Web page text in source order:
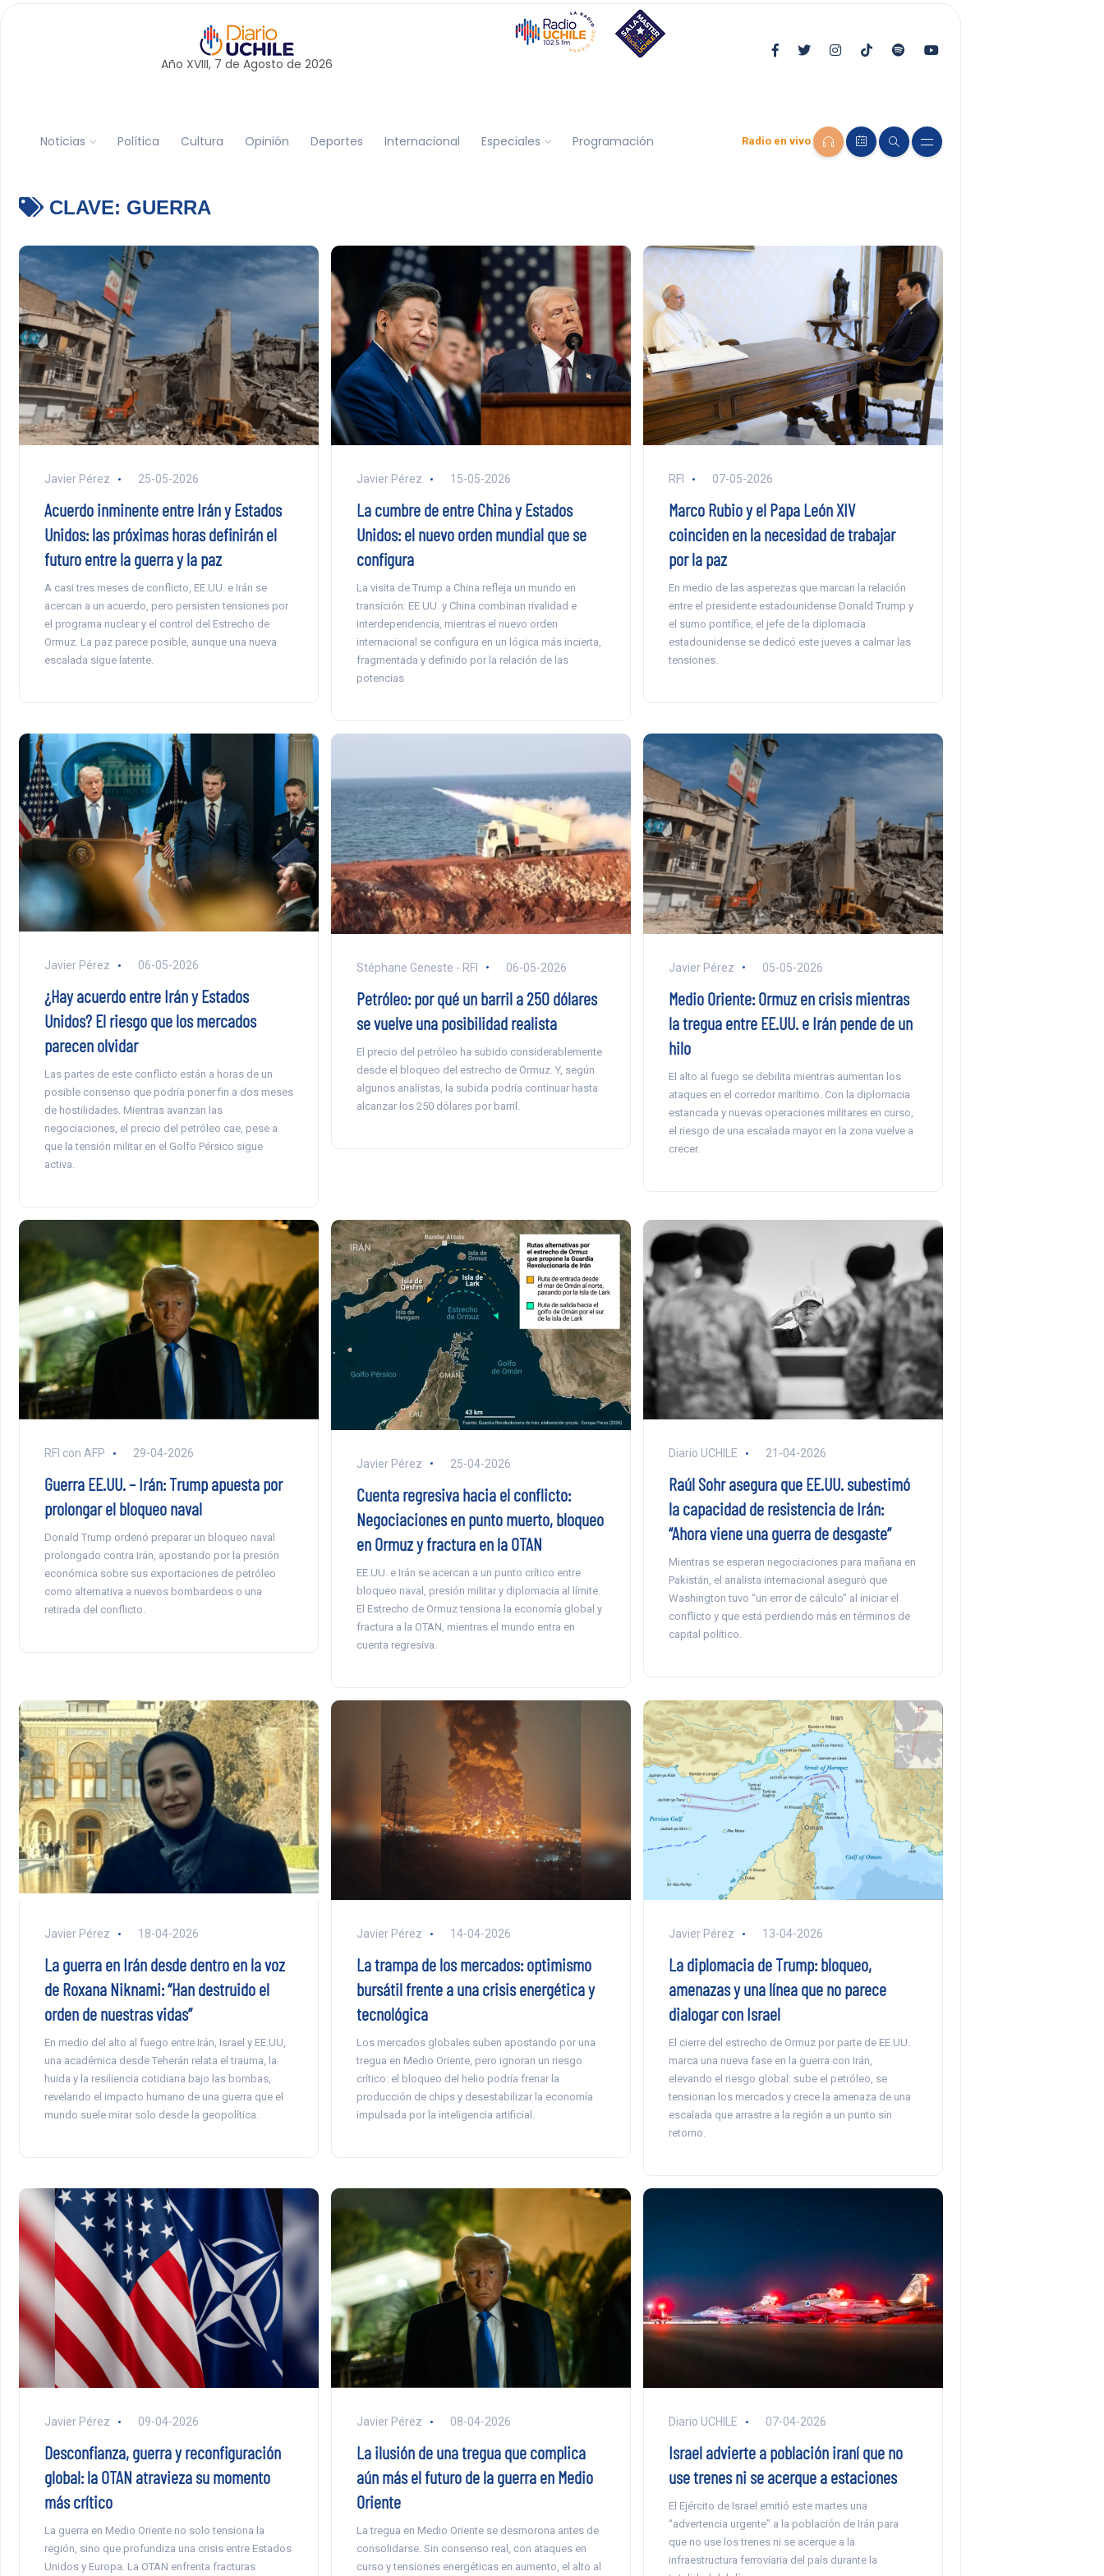
Año XVIII, 7 de Agosto de 2026
Noticias Política Cultura Opinión Deportes Internacional Especiales Programación Radio en vivo
CLAVE: GUERRA
Javier Pérez 25-05-2026
Acuerdo inminente entre Irán y Estados
Unidos: las próximas horas definirán el
futuro entre la guerra y la paz
A casi tres meses de conflicto, EE.UU. e Irán se
acercan a un acuerdo, pero persisten tensiones por
el programa nuclear y el control del Estrecho de
Ormuz. La paz parece posible, aunque una nueva
escalada sigue latente.
Javier Pérez 15-05-2026
La cumbre de entre China y Estados
Unidos: el nuevo orden mundial que se
configura
La visita de Trump a China refleja un mundo en
transición: EE.UU. y China combinan rivalidad e
interdependencia, mientras el nuevo orden
internacional se configura en un lógica más incierta,
fragmentada y definido por la relación de las
potencias
RFI 07-05-2026
Marco Rubio y el Papa León XIV
coinciden en la necesidad de trabajar
por la paz
En medio de las asperezas que marcan la relación
entre el presidente estadounidense Donald Trump y
el sumo pontífice, el jefe de la diplomacia
estadounidense se dedicó este jueves a calmar las
tensiones.
Javier Pérez 06-05-2026
¿Hay acuerdo entre Irán y Estados
Unidos? El riesgo que los mercados
parecen olvidar
Las partes de este conflicto están a horas de un
posible consenso que podría poner fin a dos meses
de hostilidades. Mientras avanzan las
negociaciones, el precio del petróleo cae, pese a
que la tensión militar en el Golfo Pérsico sigue
activa.
Stéphane Geneste - RFI 06-05-2026
Petróleo: por qué un barril a 250 dólares
se vuelve una posibilidad realista
El precio del petróleo ha subido considerablemente
desde el bloqueo del estrecho de Ormuz. Y, según
algunos analistas, la subida podría continuar hasta
alcanzar los 250 dólares por barril.
Javier Pérez 05-05-2026
Medio Oriente: Ormuz en crisis mientras
la tregua entre EE.UU. e Irán pende de un
hilo
El alto al fuego se debilita mientras aumentan los
ataques en el corredor marítimo. Con la diplomacia
estancada y nuevas operaciones militares en curso,
el riesgo de una escalada mayor en la zona vuelve a
crecer.
RFI con AFP 29-04-2026
Guerra EE.UU. – Irán: Trump apuesta por
prolongar el bloqueo naval
Donald Trump ordenó preparar un bloqueo naval
prolongado contra Irán, apostando por la presión
económica sobre sus exportaciones de petróleo
como alternativa a nuevos bombardeos o una
retirada del conflicto.
Javier Pérez 25-04-2026
Cuenta regresiva hacia el conflicto:
Negociaciones en punto muerto, bloqueo
en Ormuz y fractura en la OTAN
EE.UU. e Irán se acercan a un punto crítico entre
bloqueo naval, presión militar y diplomacia al límite.
El Estrecho de Ormuz tensiona la economía global y
fractura a la OTAN, mientras el mundo entra en
cuenta regresiva.
Diario UCHILE 21-04-2026
Raúl Sohr asegura que EE.UU. subestimó
la capacidad de resistencia de Irán:
“Ahora viene una guerra de desgaste”
Mientras se esperan negociaciones para mañana en
Pakistán, el analista internacional aseguró que
Washington tuvo “un error de cálculo” al iniciar el
conflicto y que está perdiendo más en términos de
capital político.
Javier Pérez 18-04-2026
La guerra en Irán desde dentro en la voz
de Roxana Niknami: “Han destruido el
orden de nuestras vidas”
En medio del alto al fuego entre Irán, Israel y EE.UU,
una académica desde Teherán relata el trauma, la
huida y la resiliencia cotidiana bajo las bombas,
revelando el impacto humano de una guerra que el
mundo suele mirar solo desde la geopolítica.
Javier Pérez 14-04-2026
La trampa de los mercados: optimismo
bursátil frente a una crisis energética y
tecnológica
Los mercados globales suben apostando por una
tregua en Medio Oriente, pero ignoran un riesgo
crítico: el bloqueo del helio podría frenar la
producción de chips y desestabilizar la economía
impulsada por la inteligencia artificial.
Javier Pérez 13-04-2026
La diplomacia de Trump: bloqueo,
amenazas y una línea que no parece
dialogar con Israel
El cierre del estrecho de Ormuz por parte de EE.UU.
marca una nueva fase en la guerra con Irán,
elevando el riesgo global: sube el petróleo, se
tensionan los mercados y crece la amenaza de una
escalada que arrastre a la región a un punto sin
retorno.
Javier Pérez 09-04-2026
Desconfianza, guerra y reconfiguración
global: la OTAN atravieza su momento
más crítico
La guerra en Medio Oriente no solo tensiona la
región, sino que profundiza una crisis entre Estados
Unidos y Europa. La OTAN enfrenta fracturas
Javier Pérez 08-04-2026
La ilusión de una tregua que complica
aún más el futuro de la guerra en Medio
Oriente
La tregua en Medio Oriente se desmorona antes de
consolidarse. Sin consenso real, con ataques en
curso y tensiones energéticas en aumento, el alto al
Diario UCHILE 07-04-2026
Israel advierte a población iraní que no
use trenes ni se acerque a estaciones
El Ejército de Israel emitió este martes una
“advertencia urgente” a la población de Irán para
que no use los trenes ni se acerque a la
infraestructura ferroviaria del país durante la